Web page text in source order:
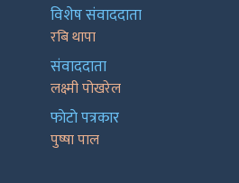
विशेष संवाददाता
रबि थापा
संवाददाता
लक्ष्मी पोखरेल
फाेटाे पत्रकार
पुष्षा पाल